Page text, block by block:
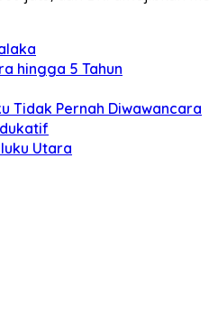
hingga 5 Tahun
Tidak Pernah Diwawancara
Utara